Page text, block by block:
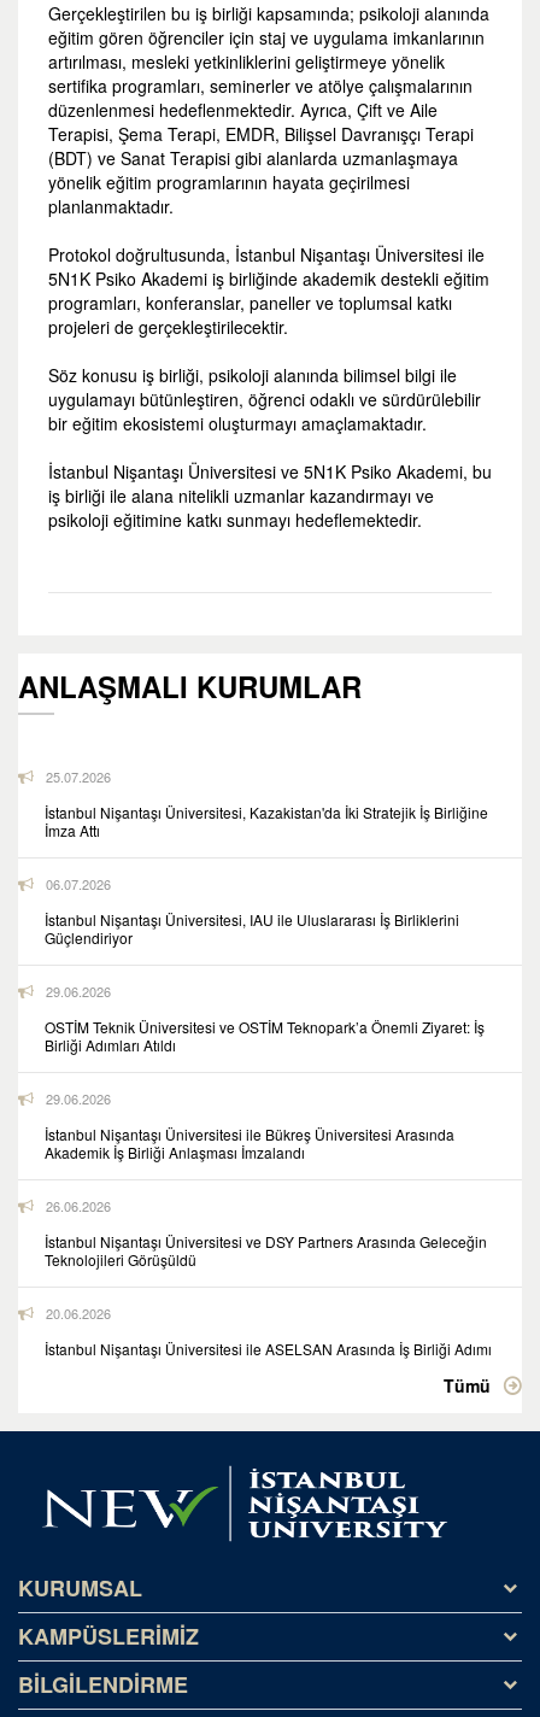
Gerçekleştirilen bu iş birliği kapsamında; psikoloji alanında
eğitim gören öğrenciler için staj ve uygulama imkanlarının
artırılması, mesleki yetkinliklerini geliştirmeye yönelik
sertifika programları, seminerler ve atölye çalışmalarının
düzenlenmesi hedeflenmektedir. Ayrıca, Çift ve Aile
Terapisi, Şema Terapi, EMDR, Bilişsel Davranışçı Terapi
(BDT) ve Sanat Terapisi gibi alanlarda uzmanlaşmaya
yönelik eğitim programlarının hayata geçirilmesi
planlanmaktadır.
Protokol doğrultusunda, İstanbul Nişantaşı Üniversitesi ile
5N1K Psiko Akademi iş birliğinde akademik destekli eğitim
programları, konferanslar, paneller ve toplumsal katkı
projeleri de gerçekleştirilecektir.
Söz konusu iş birliği, psikoloji alanında bilimsel bilgi ile
uygulamayı bütünleştiren, öğrenci odaklı ve sürdürülebilir
bir eğitim ekosistemi oluşturmayı amaçlamaktadır.
İstanbul Nişantaşı Üniversitesi ve 5N1K Psiko Akademi, bu
iş birliği ile alana nitelikli uzmanlar kazandırmayı ve
psikoloji eğitimine katkı sunmayı hedeflemektedir.
ANLAŞMALI KURUMLAR
25.07.2026
İstanbul Nişantaşı Üniversitesi, Kazakistan'da İki Stratejik İş Birliğine
İmza Attı
06.07.2026
İstanbul Nişantaşı Üniversitesi, IAU ile Uluslararası İş Birliklerini
Güçlendiriyor
29.06.2026
OSTİM Teknik Üniversitesi ve OSTİM Teknopark’a Önemli Ziyaret: İş
Birliği Adımları Atıldı
29.06.2026
İstanbul Nişantaşı Üniversitesi ile Bükreş Üniversitesi Arasında
Akademik İş Birliği Anlaşması İmzalandı
26.06.2026
İstanbul Nişantaşı Üniversitesi ve DSY Partners Arasında Geleceğin
Teknolojileri Görüşüldü
20.06.2026
İstanbul Nişantaşı Üniversitesi ile ASELSAN Arasında İş Birliği Adımı
Tümü
KURUMSAL
Tarihçe
Misyon ve Vizyon
KAMPÜSLERİMİZ
Kağıthane Kampüsü
BİLGİLENDİRME